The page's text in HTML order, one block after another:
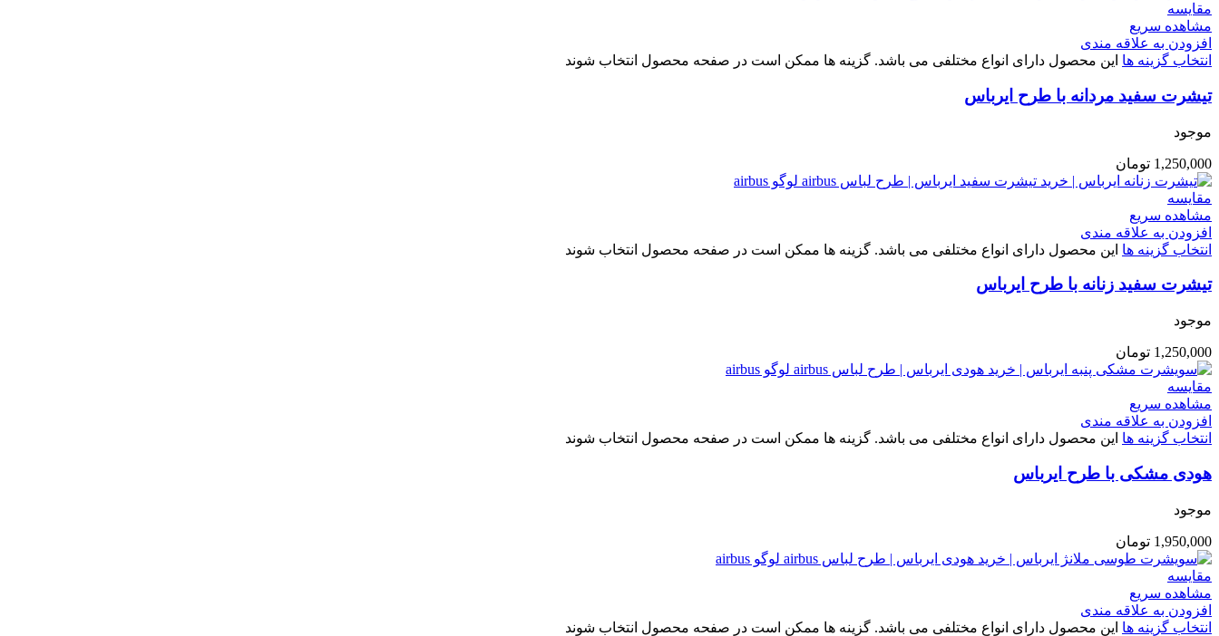
مقایسه
مشاهده سریع
افزودن به علاقه مندی
انتخاب گزینه ها این محصول دارای انواع مختلفی می باشد. گزینه ها ممکن است در صفحه محصول انتخاب شوند
تیشرت سفید مردانه با طرح ایرباس
موجود
1,250,000 تومان
مقایسه
مشاهده سریع
افزودن به علاقه مندی
انتخاب گزینه ها این محصول دارای انواع مختلفی می باشد. گزینه ها ممکن است در صفحه محصول انتخاب شوند
تیشرت سفید زنانه با طرح ایرباس
موجود
1,250,000 تومان
مقایسه
مشاهده سریع
افزودن به علاقه مندی
انتخاب گزینه ها این محصول دارای انواع مختلفی می باشد. گزینه ها ممکن است در صفحه محصول انتخاب شوند
هودی مشکی با طرح ایرباس
موجود
1,950,000 تومان
مقایسه
مشاهده سریع
افزودن به علاقه مندی
انتخاب گزینه ها این محصول دارای انواع مختلفی می باشد. گزینه ها ممکن است در صفحه محصول انتخاب شوند